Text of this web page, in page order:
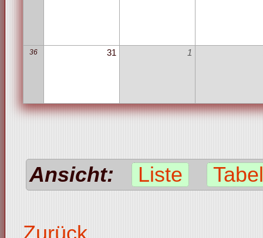
36 31 1
Ansicht: Liste
Zurück